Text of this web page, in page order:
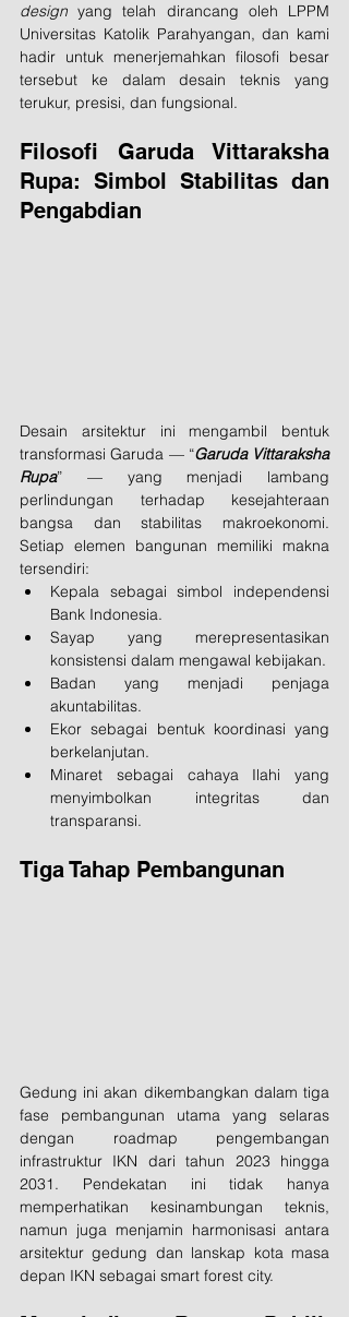
design yang telah dirancang oleh LPPM
Universitas Katolik Parahyangan, dan kami
hadir untuk menerjemahkan filosofi besar
tersebut ke dalam desain teknis yang
terukur, presisi, dan fungsional.
Filosofi Garuda Vittaraksha
Rupa: Simbol Stabilitas dan
Pengabdian
Desain arsitektur ini mengambil bentuk
transformasi Garuda — “Garuda Vittaraksha
Rupa” — yang menjadi lambang
perlindungan terhadap kesejahteraan
bangsa dan stabilitas makroekonomi.
Setiap elemen bangunan memiliki makna
tersendiri:
Kepala sebagai simbol independensi
Bank Indonesia.
Sayap yang merepresentasikan
konsistensi dalam mengawal kebijakan.
Badan yang menjadi penjaga
akuntabilitas.
Ekor sebagai bentuk koordinasi yang
berkelanjutan.
Minaret sebagai cahaya Ilahi yang
menyimbolkan integritas dan
transparansi.
Tiga Tahap Pembangunan
Gedung ini akan dikembangkan dalam tiga
fase pembangunan utama yang selaras
dengan roadmap pengembangan
infrastruktur IKN dari tahun 2023 hingga
2031. Pendekatan ini tidak hanya
memperhatikan kesinambungan teknis,
namun juga menjamin harmonisasi antara
arsitektur gedung dan lanskap kota masa
depan IKN sebagai smart forest city.